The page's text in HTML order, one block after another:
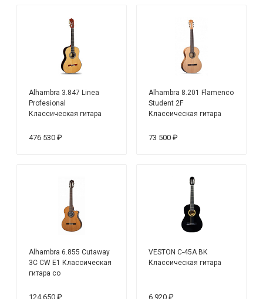
Alhambra 3.847 Linea
Profesional
Классическая гитара
476 530 ₽
Alhambra 8.201 Flamenco
Student 2F
Классическая гитара
73 500 ₽
Alhambra 6.855 Cutaway
3C CW E1 Классическая
гитара со
124 650 ₽
VESTON C-45A BK
Классическая гитара
6 920 ₽